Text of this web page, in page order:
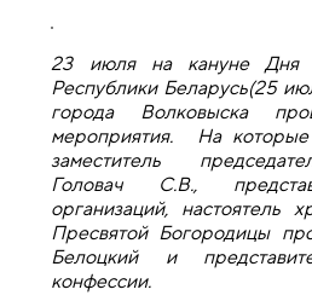
23 июля на кануне Дня
Республики Беларусь(25
города Волковыска
мероприятия. На
заместитель
Головач С.В.,
организаций, настоятель
Пресвятой Богородицы
Белоцкий и
конфессии.